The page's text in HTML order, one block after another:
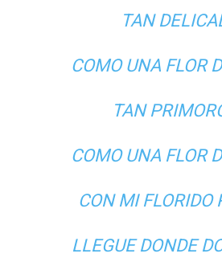
TAN
COMO UNA FLOR
TAN
COMO UNA FLOR
CON MI FLORIDO
LLEGUE DONDE